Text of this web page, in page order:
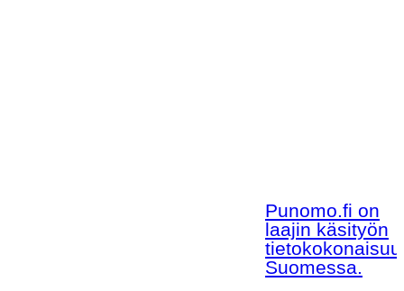
Punomo.fi on
laajin käsityön
Suomessa.